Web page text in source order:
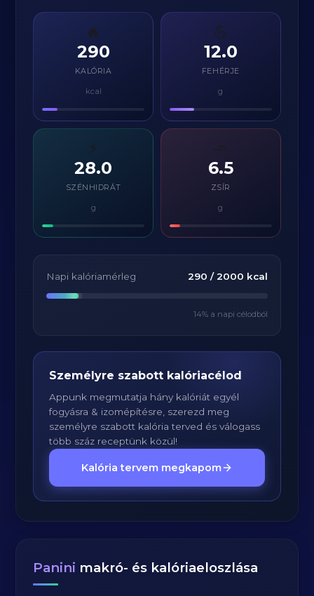
🔥
290
KALÓRIA
kcal
💪
12.0
FEHÉRJE
g
⚡
28.0
SZÉNHIDRÁT
g
6.5
ZSÍR
g
Napi kalóriamérleg 290 / 2000 kcal
14% a napi célodból
Személyre szabott kalóriacélod
Appunk megmutatja hány kalóriát egyél
fogyásra & izomépítésre, szerezd meg
személyre szabott kalória terved és válogass
több száz receptünk közül!
Kalória tervem megkapom
Panini makró- és kalóriaeloszlása